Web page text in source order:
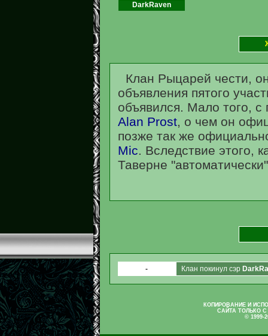
DarkRaven
Клан Рыцарей чести,
объявления пятого
объявился. Мало того,
Alan Prost, о чем он
позже так же
Miс. Вследствие этого,
Таверне
- Клан покинул сэр
КОПИРОВАНИЕ И
САЙТА ТОЛЬКО
© 1999-